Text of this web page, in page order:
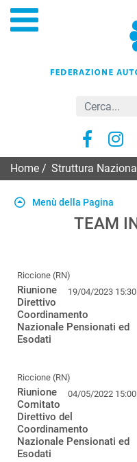
Home Struttura
Menù della Pagina
TEAM
Riccione (RN)
19/04/2023 15:30
Riunione
Direttivo
Coordinamento
Nazionale Pensionati ed
Esodati
Riccione (RN)
04/05/2022 15:00
Riunione
Comitato
Direttivo del
Coordinamento
Nazionale Pensionati ed
Esodati